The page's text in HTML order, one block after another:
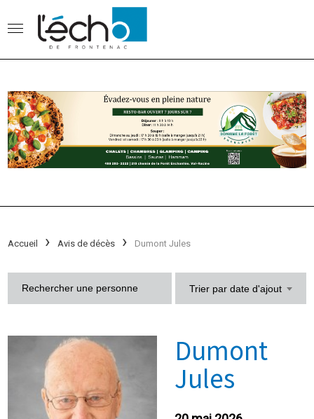
Accueil Avis de décès Dumont Jules
Trier par date d'ajout
Dumont
Jules